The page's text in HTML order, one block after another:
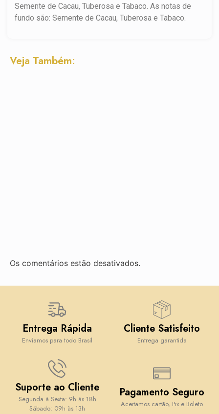
Semente de Cacau, Tuberosa e Tabaco. As notas de
fundo são: Semente de Cacau, Tuberosa e Tabaco.
Veja Também:
Os comentários estão desativados.
Entrega Rápida
Enviamos para todo Brasil
Cliente Satisfeito
Entrega garantida
Suporte ao Cliente
Segunda à Sexta: 9h às 18h
Sábado: 09h às 13h
Pagamento Seguro
Aceitamos cartão, Pix e Boleto